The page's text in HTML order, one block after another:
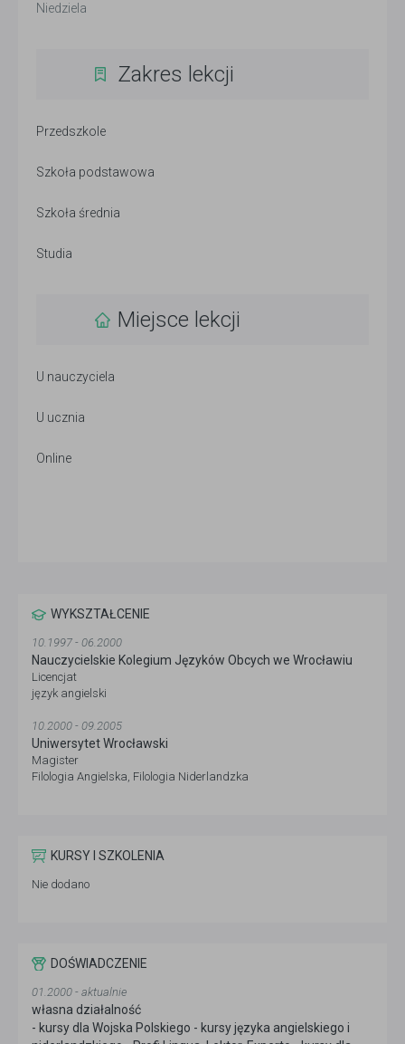
Niedziela
Zakres lekcji
Przedszkole
Szkoła podstawowa
Szkoła średnia
Studia
Miejsce lekcji
U nauczyciela
U ucznia
Online
WYKSZTAŁCENIE
10.1997 - 06.2000
Nauczycielskie Kolegium Języków Obcych we Wrocławiu
Licencjat
język angielski
10.2000 - 09.2005
Uniwersytet Wrocławski
Magister
Filologia Angielska, Filologia Niderlandzka
KURSY I SZKOLENIA
Nie dodano
DOŚWIADCZENIE
01.2000 - aktualnie
własna działalność
- kursy dla Wojska Polskiego - kursy języka angielskiego i